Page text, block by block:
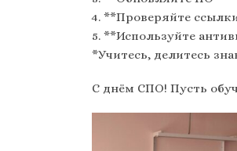
4. **Проверяйте
5. **Используйте
*Учитесь, делитесь
С днём СПО! Пусть